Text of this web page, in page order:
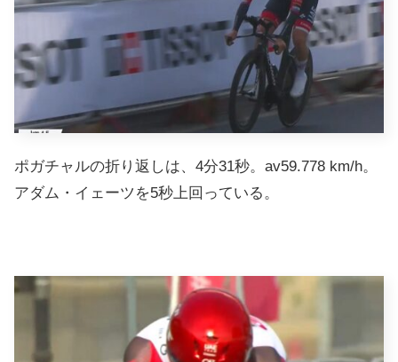
ポガチャルの折り返しは、4分31秒。av59.778 km/h。
アダム・イェーツを5秒上回っている。